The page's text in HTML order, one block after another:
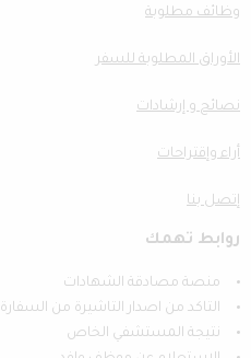
وظائف مطلوبة
الأوراق المطلوبة للسفر
نصائح و إرشادات
أراء وإقتراحات
إتصل بنا
روابط تهمك
منصة مصادقة الشهادات
التاكد من اصدار التاشيرة من السفارة
نتيجة المستشفي الخاص